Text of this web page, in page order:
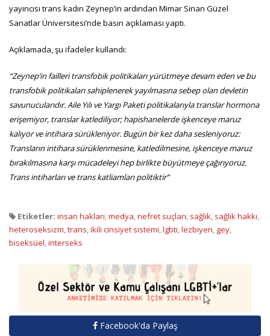
yayıncısı trans kadın Zeynep’in ardından Mimar Sinan Güzel
Sanatlar Üniversitesi’nde basın açıklaması yaptı.
Açıklamada, şu ifadeler kullandı:
“Zeynep’in failleri transfobik politikaları yürütmeye devam eden ve bu
transfobik politikaları sahiplenerek yayılmasına sebep olan devletin
savunucularıdır. Aile Yılı ve Yargı Paketi politikalarıyla translar hormona
erişemiyor, translar katlediliyor; hapishanelerde işkenceye maruz
kalıyor ve intihara sürükleniyor. Bugün bir kez daha sesleniyoruz:
Transların intihara sürüklenmesine, katledilmesine, işkenceye maruz
bırakılmasına karşı mücadeleyi hep birlikte büyütmeye çağırıyoruz.
Trans intiharları ve trans katliamları politiktir”
Etiketler: insan hakları medya nefret suçları sağlık sağlık hakkı
heteroseksizm trans ikili cinsiyet sistemi lgbti lezbiyen gey
biseksüel interseks
Facebook'da Paylaş